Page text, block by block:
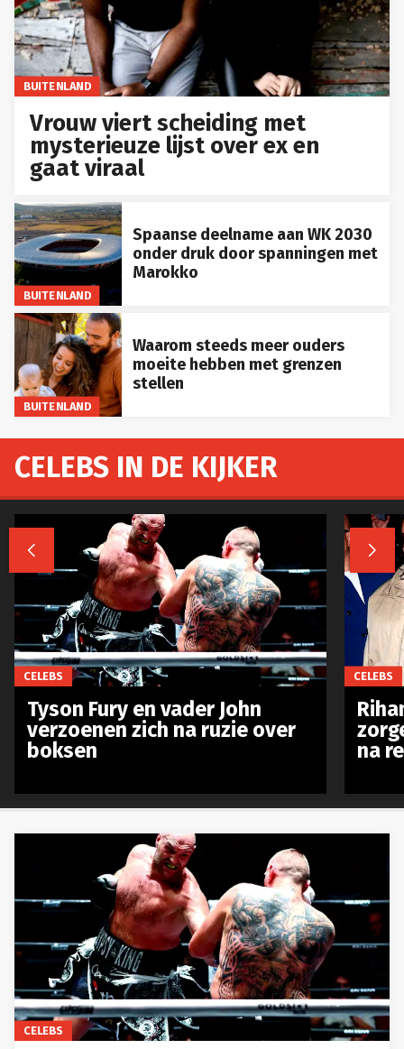
BUITENLAND
Vrouw viert scheiding met
mysterieuze lijst over ex en
gaat viraal
BUITENLAND
Spaanse deelname aan WK 2030
onder druk door spanningen met
Marokko
BUITENLAND
Waarom steeds meer ouders
moeite hebben met grenzen
stellen
CELEBS
CELEBS IN DE KIJKER
 
CELEBS
Tyson Fury en vader John
verzoenen zich na ruzie over
boksen
CELEBS
na